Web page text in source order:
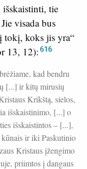
tie
Jie visada bus
tokį, koks jis yra“
13, 12): 616
kad bendru
[...] ir kitų mirusių
Krikštą, sielos,
išskaistinimo, [...] o
išskaistintos – [...],
kūnais ir iki Paskutinio
Kristaus įžengimo
priimtos į dangaus